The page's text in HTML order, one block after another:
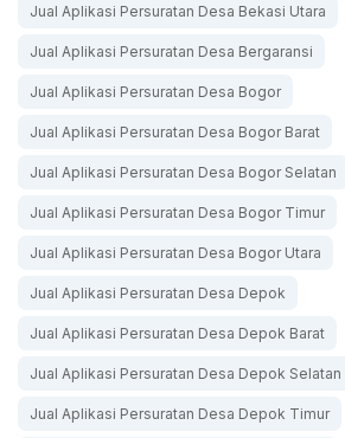
Jual Aplikasi Persuratan Desa Bekasi Utara
Jual Aplikasi Persuratan Desa Bergaransi
Jual Aplikasi Persuratan Desa Bogor
Jual Aplikasi Persuratan Desa Bogor Barat
Jual Aplikasi Persuratan Desa Bogor Selatan
Jual Aplikasi Persuratan Desa Bogor Timur
Jual Aplikasi Persuratan Desa Bogor Utara
Jual Aplikasi Persuratan Desa Depok
Jual Aplikasi Persuratan Desa Depok Barat
Jual Aplikasi Persuratan Desa Depok Selatan
Jual Aplikasi Persuratan Desa Depok Timur